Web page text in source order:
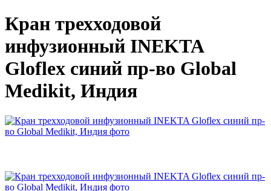
Кран трехходовой
инфузионный INEKTA
Gloflex синий пр-во Global
Medikit, Индия